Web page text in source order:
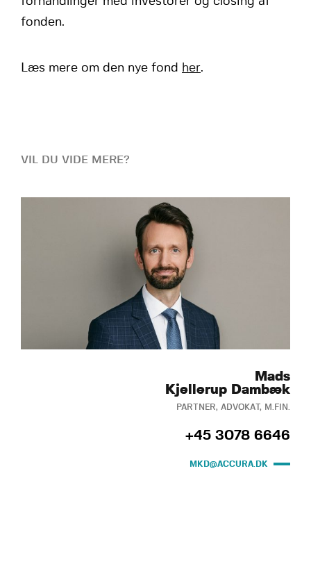
fonden.
Læs mere om den nye fond her.
VIL DU VIDE MERE?
Mads
Kjellerup Dambæk
PARTNER, ADVOKAT, M.FIN.
+45 3078 6646
MKD@ACCURA.DK